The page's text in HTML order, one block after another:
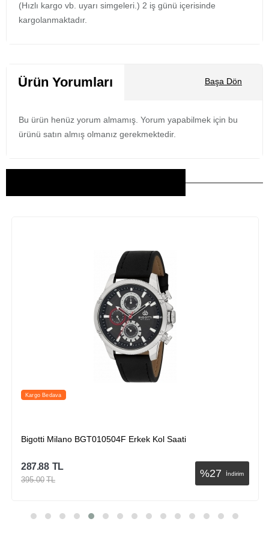
(Hızlı kargo vb. uyarı simgeleri.) 2 iş günü içerisinde
kargolanmaktadır.
Ürün Yorumları Başa Dön
Bu ürün henüz yorum almamış. Yorum yapabilmek için bu
ürünü satın almış olmanız gerekmektedir.
Kargo Bedava
Bigotti Milano BGT010504F Erkek Kol Saati
%27 İndirim
287.88 TL
395.00 TL